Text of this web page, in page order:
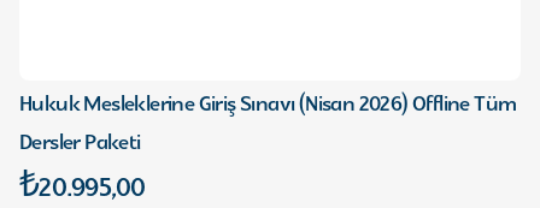
Hukuk Mesleklerine Giriş Sınavı (Nisan 2026) Offline Tüm
Dersler Paketi
₺20.995,00